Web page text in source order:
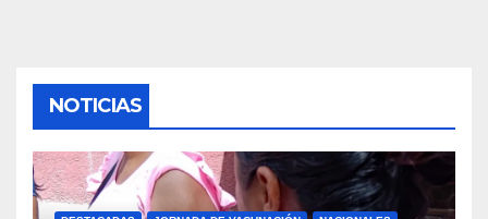
NOTICIAS